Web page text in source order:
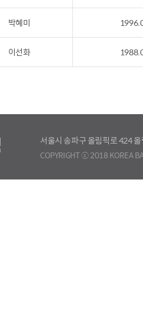
박혜미
이선화
서울시 송파구 올림픽로 424
COPYRIGHT ⓒ 2018 KOREA